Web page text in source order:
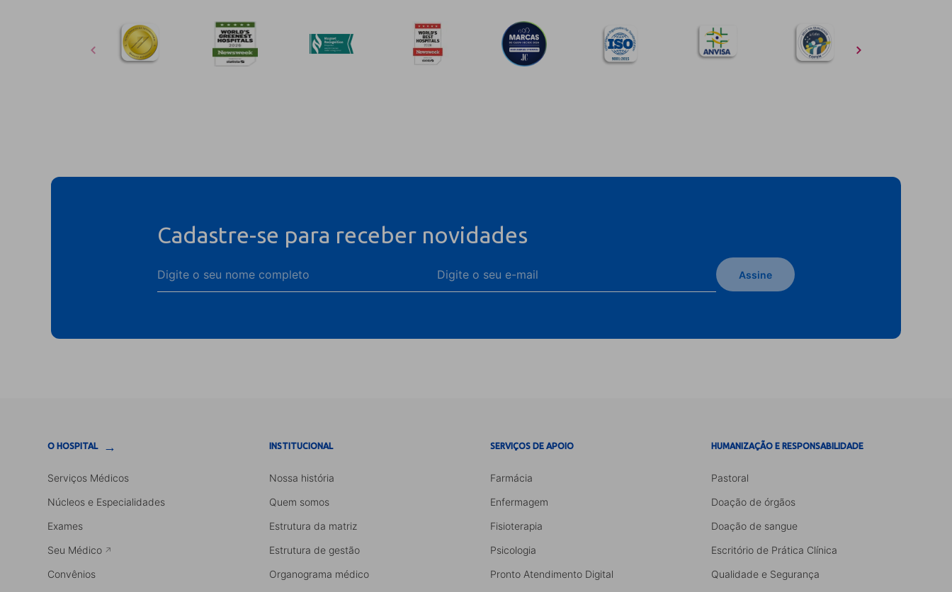
Cadastre-se para receber novidades
Assine
O HOSPITAL →
Serviços Médicos
Núcleos e Especialidades
Exames
Seu Médico
Convênios
INSTITUCIONAL
Nossa história
Quem somos
Estrutura da matriz
Estrutura de gestão
Organograma médico
SERVIÇOS DE APOIO
Farmácia
Enfermagem
Fisioterapia
Psicologia
Pronto Atendimento Digital
HUMANIZAÇÃO E RESPONSABILIDADE
Pastoral
Doação de órgãos
Doação de sangue
Escritório de Prática Clínica
Qualidade e Segurança